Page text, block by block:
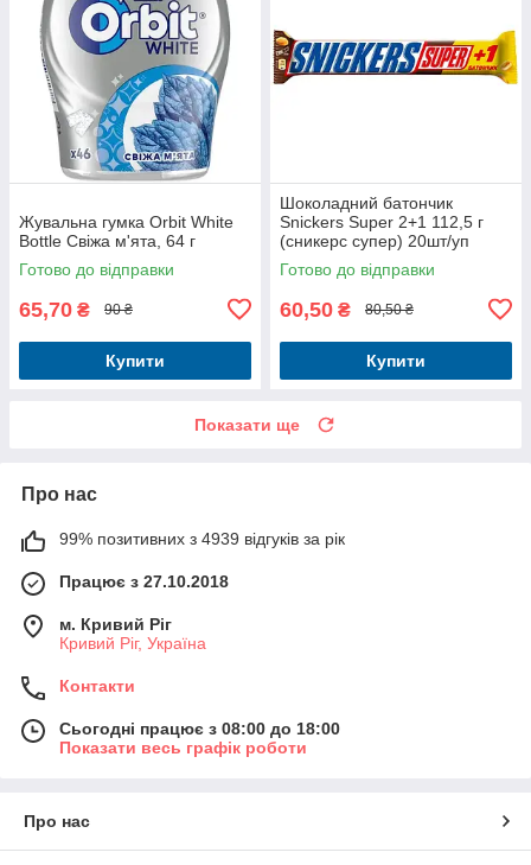
Жувальна гумка Orbit White
Bottle Свіжа м'ята, 64 г
Готово до відправки
65,70 ₴ 90 ₴
Купити
Шоколадний батончик
Snickers Super 2+1 112,5 г
(сникерс супер) 20шт/уп
Готово до відправки
60,50 ₴ 80,50 ₴
Купити
Показати ще
Про нас
99% позитивних з 4939 відгуків за рік
Працює з 27.10.2018
м. Кривий Ріг
Кривий Ріг, Україна
Контакти
Сьогодні працює з 08:00 до 18:00
Показати весь графік роботи
Про нас